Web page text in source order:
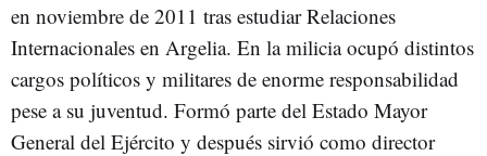
en noviembre de 2011 tras estudiar Relaciones
Internacionales en Argelia. En la milicia ocupó distintos
cargos políticos y militares de enorme responsabilidad
pese a su juventud. Formó parte del Estado Mayor
General del Ejército y después sirvió como director